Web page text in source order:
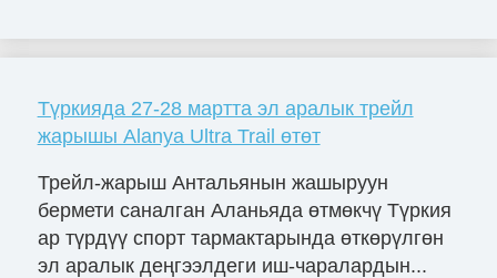
Түркияда 27-28 мартта эл аралык трейл
жарышы Alanya Ultra Trail өтөт
Трейл-жарыш Антальянын жашыруун
бермети саналган Аланьяда өтмөкчү Түркия
ар түрдүү спорт тармактарында өткөрүлгөн
эл аралык деңгээлдеги иш-чаралардын...